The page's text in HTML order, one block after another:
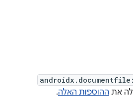
ההוספות האלה.